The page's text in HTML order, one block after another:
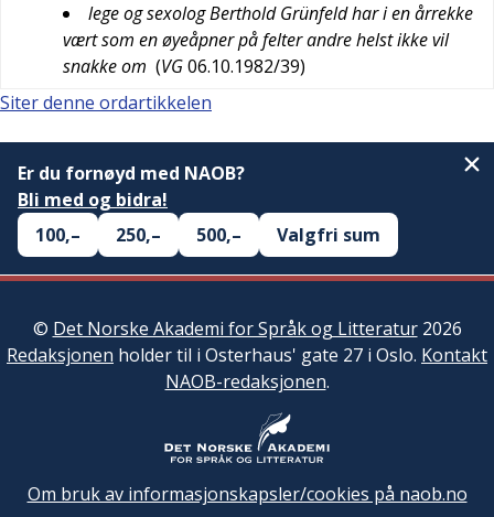
lege og sexolog Berthold Grünfeld har i en årrekke
vært som en øyeåpner på felter andre helst ikke vil
snakke om (VG06.10.1982/39)
Siter denne ordartikkelen
Er du fornøyd med NAOB?
Bli med og bidra!
100,–
250,– 500,– Valgfri sum
© Det Norske Akademi for Språk og Litteratur2026
Redaksjonen holder til i Osterhaus' gate 27 i Oslo. Kontakt
NAOB-redaksjonen.
Om bruk av informasjonskapsler/cookies på naob.no